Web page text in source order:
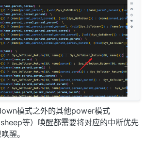
模式之外的其他power模式
等）唤醒都需要将对应的中断优先
醒。